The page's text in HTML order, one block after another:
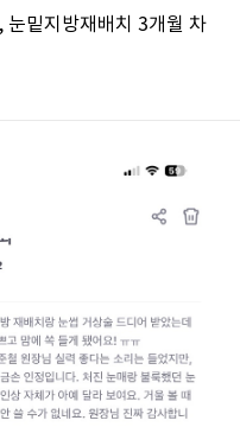
눈밑지방재배치 3개월 차